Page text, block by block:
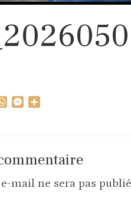
WhatsAppMessenger
mail ne sera pas